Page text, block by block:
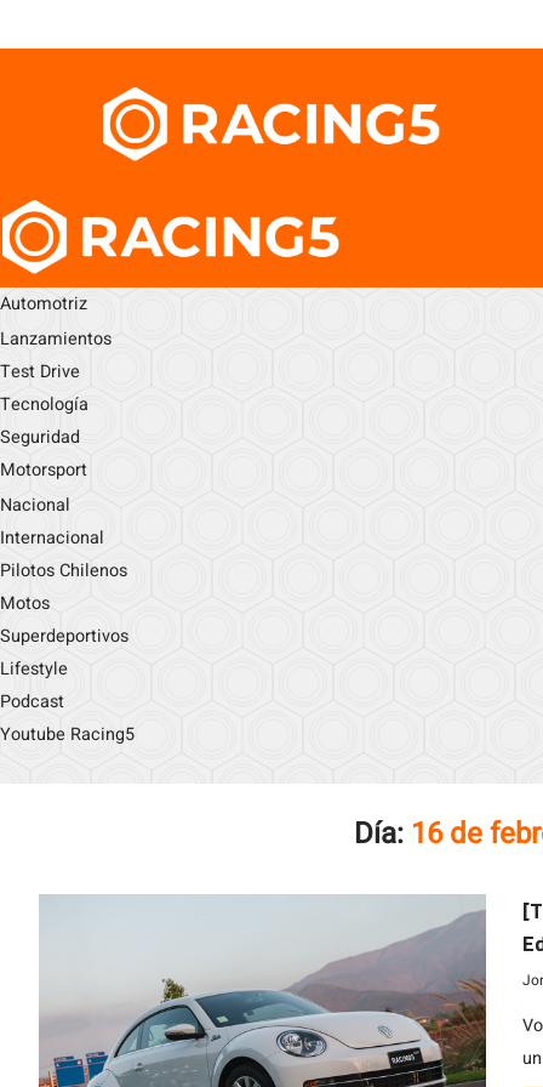
Automotriz
Lanzamientos
Test Drive
Tecnología
Seguridad
Motorsport
Nacional
Internacional
Pilotos Chilenos
Motos
Superdeportivos
Lifestyle
Podcast
Youtube Racing5
Día: 16 de